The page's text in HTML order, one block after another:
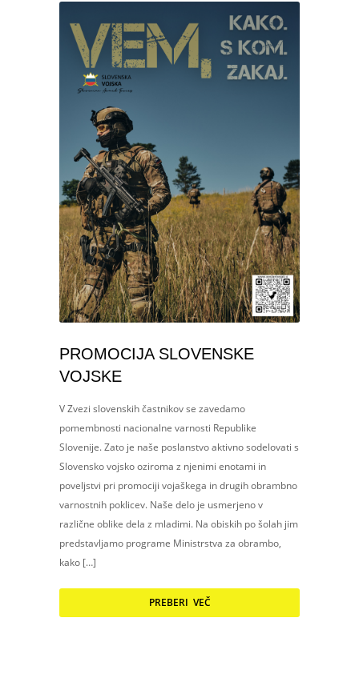
PROMOCIJA SLOVENSKE
VOJSKE
V Zvezi slovenskih častnikov se zavedamo
pomembnosti nacionalne varnosti Republike
Slovenije. Zato je naše poslanstvo aktivno sodelovati s
Slovensko vojsko oziroma z njenimi enotami in
poveljstvi pri promociji vojaškega in drugih obrambno
varnostnih poklicev. Naše delo je usmerjeno v
različne oblike dela z mladimi. Na obiskih po šolah jim
predstavljamo programe Ministrstva za obrambo,
kako […]
PREBERI VEČ